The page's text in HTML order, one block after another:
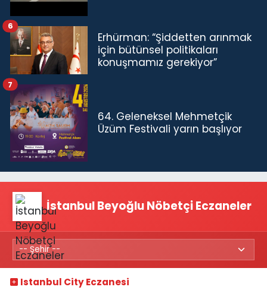
Erhürman: “Şiddetten arınmak
için bütünsel politikaları
konuşmamız gerekiyor”
6
64. Geleneksel Mehmetçik
Üzüm Festivali yarın başlıyor
7
İstanbul Beyoğlu Nöbetçi Eczaneler
Istanbul City Eczanesi